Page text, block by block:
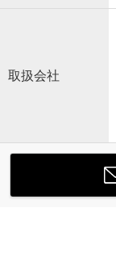
取扱会社